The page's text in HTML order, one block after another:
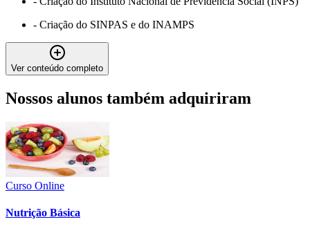
- Criação do SINPAS e do INAMPS
Ver conteúdo completo
Nossos alunos também adquiriram
Curso Online
Nutrição Básica